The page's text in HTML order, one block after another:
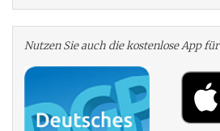
Nutzen Sie auch die kosten­lose App